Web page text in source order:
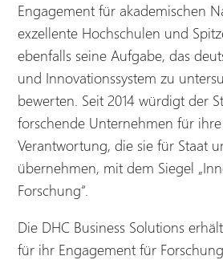
Engagement für akademischen
exzellente Hochschulen und
ebenfalls seine Aufgabe, das
und Innovationssystem zu
bewerten. Seit 2014 würdigt der
forschende Unternehmen für
Verantwortung, die sie für Staat
übernehmen, mit dem Siegel
Forschung“.
Die DHC Business Solutions
für ihr Engagement für